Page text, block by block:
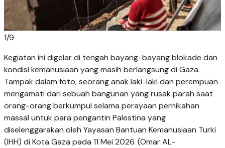
1/9
Kegiatan ini digelar di tengah bayang-bayang blokade dan
kondisi kemanusiaan yang masih berlangsung di Gaza.
Tampak dalam foto, seorang anak laki-laki dan perempuan
mengamati dari sebuah bangunan yang rusak parah saat
orang-orang berkumpul selama perayaan pernikahan
massal untuk para pengantin Palestina yang
diselenggarakan oleh Yayasan Bantuan Kemanusiaan Turki
(IHH) di Kota Gaza pada 11 Mei 2026. (Omar AL-